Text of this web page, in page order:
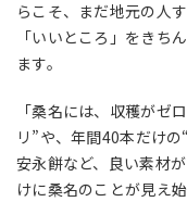
らこそ、まだ地元の人
「いいところ」をきち
ます。
「桑名には、収穫がゼ
リ”や、年間40本だけ
安永餅など、良い素材
けに桑名のことが見え